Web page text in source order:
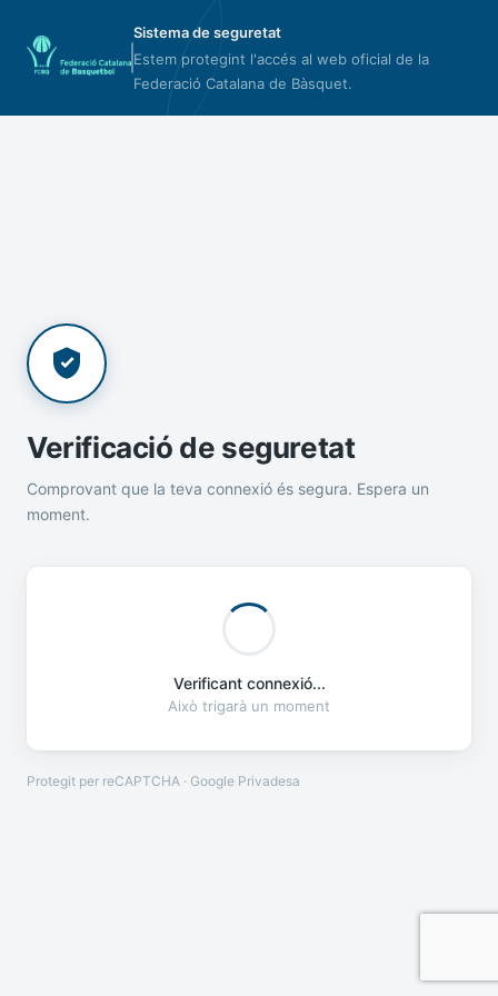
Sistema de seguretat
Estem protegint l'accés al web oficial de la
Federació Catalana de Bàsquet.
Verificació de seguretat
Comprovant que la teva connexió és segura. Espera un
moment.
Verificant connexió...
Això trigarà un moment
Protegit per reCAPTCHA · Google Privadesa